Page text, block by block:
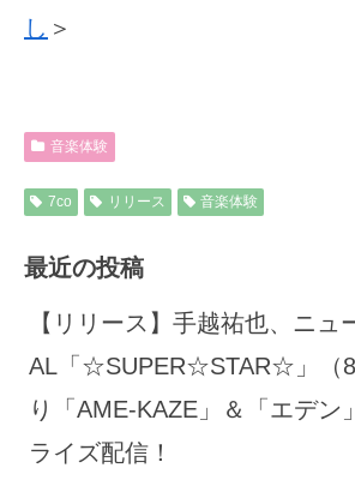
し ＞
音楽体験
7co リリース 音楽体験
最近の投稿
【リリース】手越祐也、ニュ
AL「☆SUPER☆STAR☆」（
り「AME-KAZE」＆「エデン
ライズ配信！